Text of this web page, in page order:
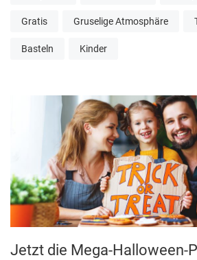
Gratis Gruselige Atmosphäre
Basteln Kinder
Jetzt die Mega-Halloween-